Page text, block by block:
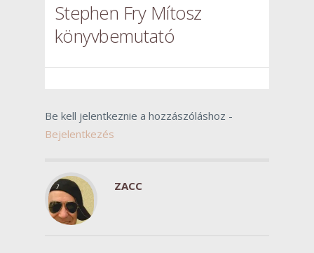
Stephen Fry Mítosz
könyvbemutató
Be kell jelentkeznie a hozzászóláshoz -
Bejelentkezés
ZACC